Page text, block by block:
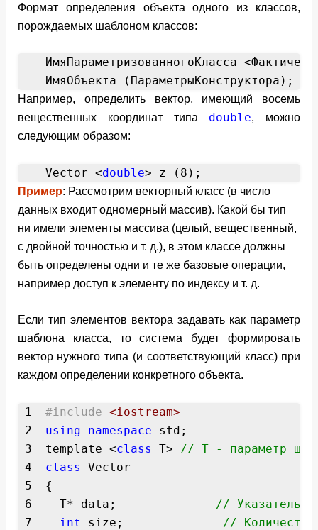
Формат определения объекта одного из классов,
порождаемых шаблоном классов:
ИмяПараметризованногоКласса
ИмяОбъекта (ПараметрыКонструктора);
Например, определить вектор, имеющий восемь
вещественных координат типа double, можно
следующим образом:
Vector <double> z (8);
Пример: Рассмотрим векторный класс (в число
данных входит одномерный массив). Какой бы тип
ни имели элементы массива (целый, вещественный,
с двойной точностью и т. д.), в этом классе должны
быть определены одни и те же базовые операции,
например доступ к элементу по индексу и т. д.
Если тип элементов вектора задавать как параметр
шаблона класса, то система будет формировать
вектор нужного типа (и соответствующий класс) при
каждом определении конкретного объекта.
1
2
3
4
5
6
7
#include
<iostream>
using
namespace std;
template <class T> // T - параметр
class
Vector
{
T* data; // Указатель
int
size; // Количество